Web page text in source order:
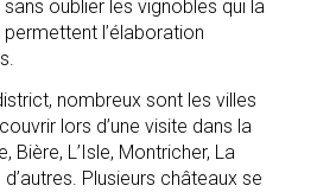
oublier les vignobles qui la
l’élaboration
nombreux sont les villes
lors d’une visite dans la
Bière, L’Isle, Montricher, La
Plusieurs châteaux se